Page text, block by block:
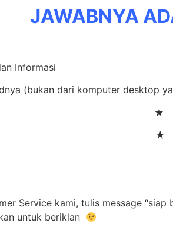
JAWABNYA
Informasi
(bukan dari komputer desktop
★
★
Service kami, tulis message
untuk beriklan